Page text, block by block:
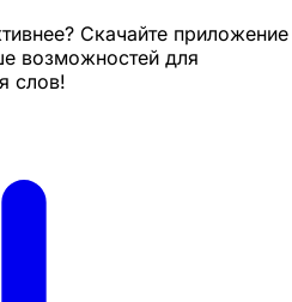
Скачайте приложение
возможностей для
слов!